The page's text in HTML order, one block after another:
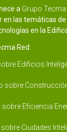
a Grupo Tecma
en las temáticas
en la
Red:
Edificios
sobre
sobre Eficiencia
Ciudades